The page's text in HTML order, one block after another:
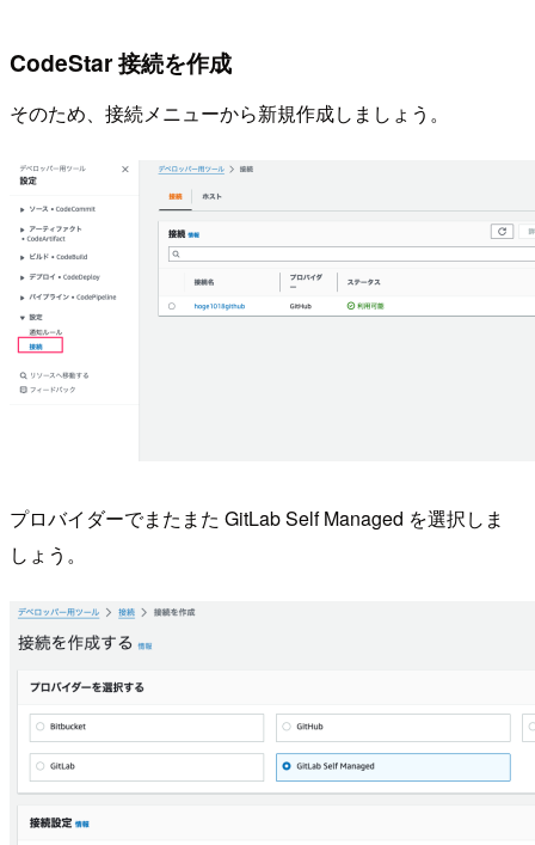
CodeStar 接続を作成
そのため、接続メニューから新規作成しましょう。
プロバイダーでまたまた GitLab Self Managed を選択しま
しょう。